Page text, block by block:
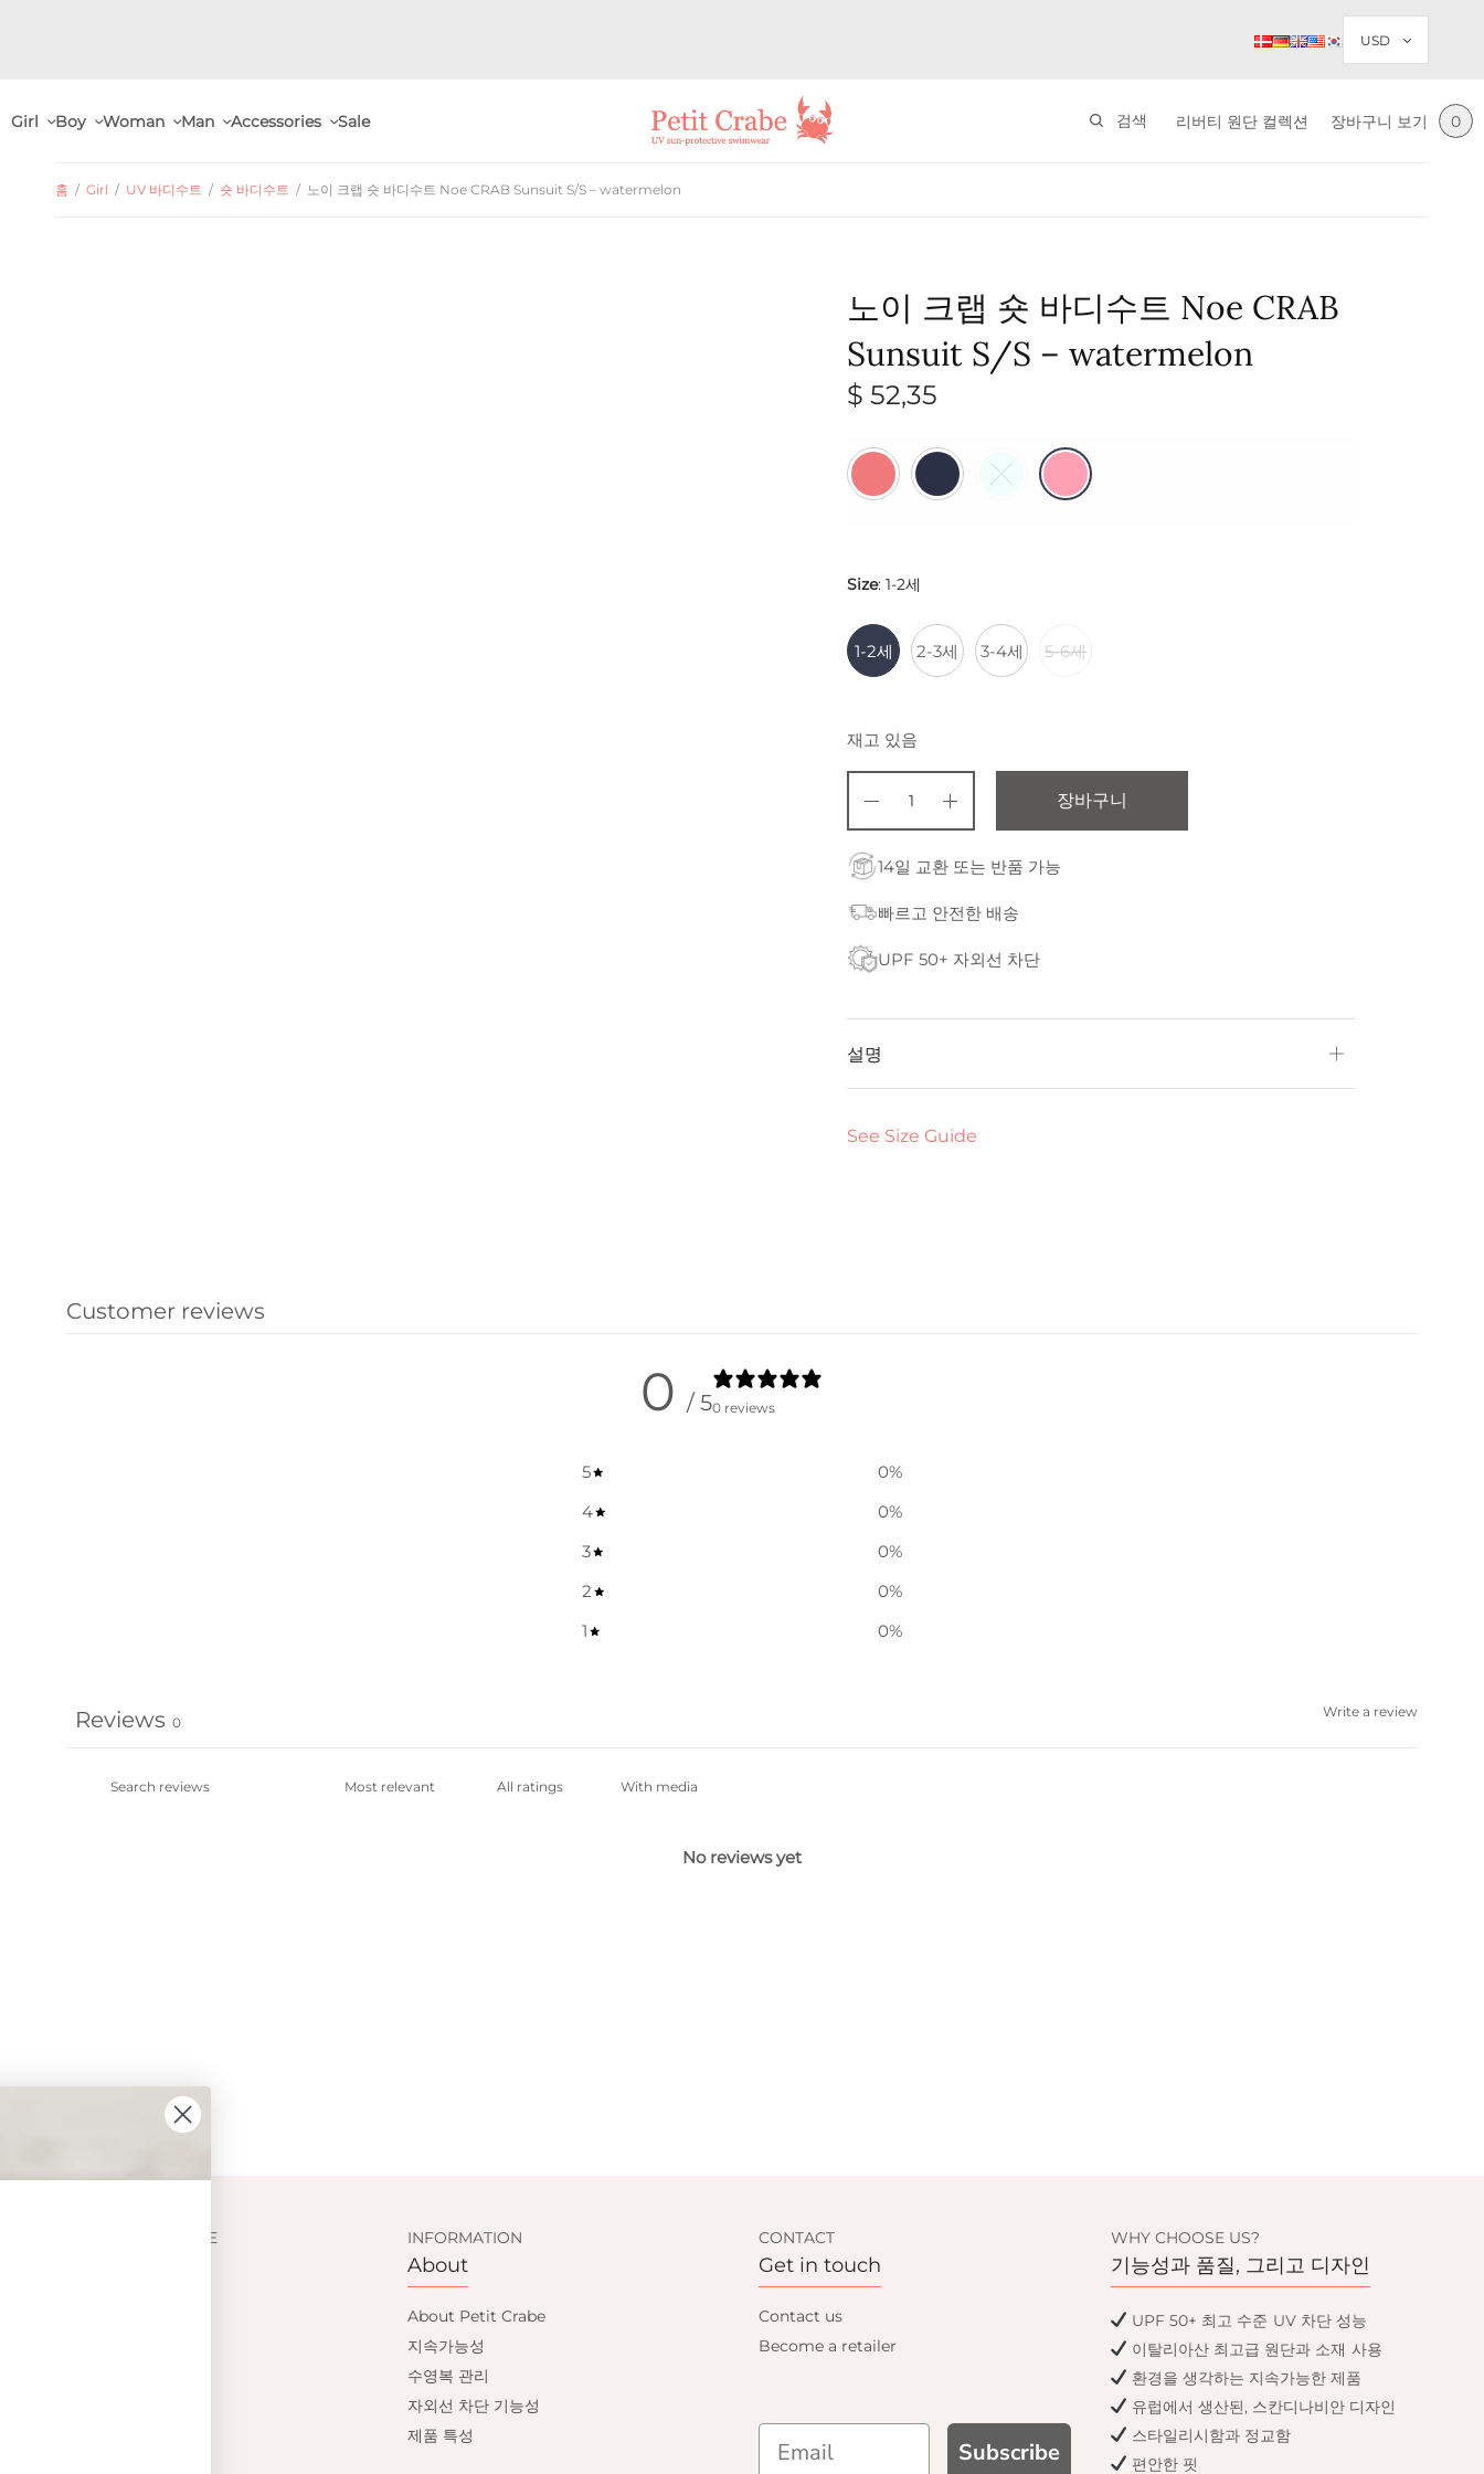
Girl Boy Woman Man Accessories Sale 검색 리버티 원단 컬렉션 장바구니 보기 0
홈 / Girl / UV 바디수트 / 숏 바디수트 / 노이 크랩 숏 바디수트 Noe CRAB Sunsuit S/S – watermelon
노이 크랩 숏 바디수트 Noe CRAB
Sunsuit S/S – watermelon
$ 52,35
Size: 1-2세
1-2세 2-3세 3-4세 5-6세
재고 있음
장바구니
14일 교환 또는 반품 가능
빠르고 안전한 배송
UPF 50+ 자외선 차단
설명
See Size Guide
Customer reviews
0 / 50 reviews
5 0%
4
0%
3
0%
2
0%
1
0%
Write a review
Reviews 0
With media
No reviews yet
CUSTOMER SERVICE INFORMATION
About
About Petit Crabe
지속가능성
수영복 관리
자외선 차단 기능성
제품 특성
CONTACT
Get in touch
Contact us
Become a retailer
Subscribe
WHY CHOOSE US?
기능성과 품질, 그리고 디자인
UPF 50+ 최고 수준 UV 차단 성능
이탈리아산 최고급 원단과 소재 사용
환경을 생각하는 지속가능한 제품
유럽에서 생산된, 스칸디나비안 디자인
스타일리시함과 정교함
편안한 핏
SIGN UP AND GET